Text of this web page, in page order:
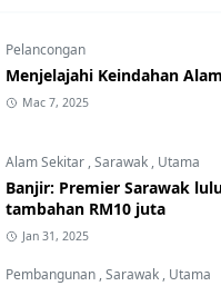
Pelancongan
Menjelajahi Keindahan
Mac 7, 2025
Alam Sekitar ,Sarawak , Utama
Banjir: Premier Sarawak
tambahan RM10 juta
Jan 31, 2025
Pembangunan ,Sarawak , Utama